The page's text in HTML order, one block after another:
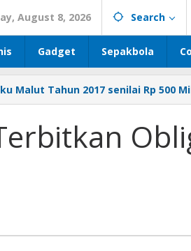
August 8, 2026 Search
Gadget Sepakbola
Malut Tahun 2017 senilai Rp 500